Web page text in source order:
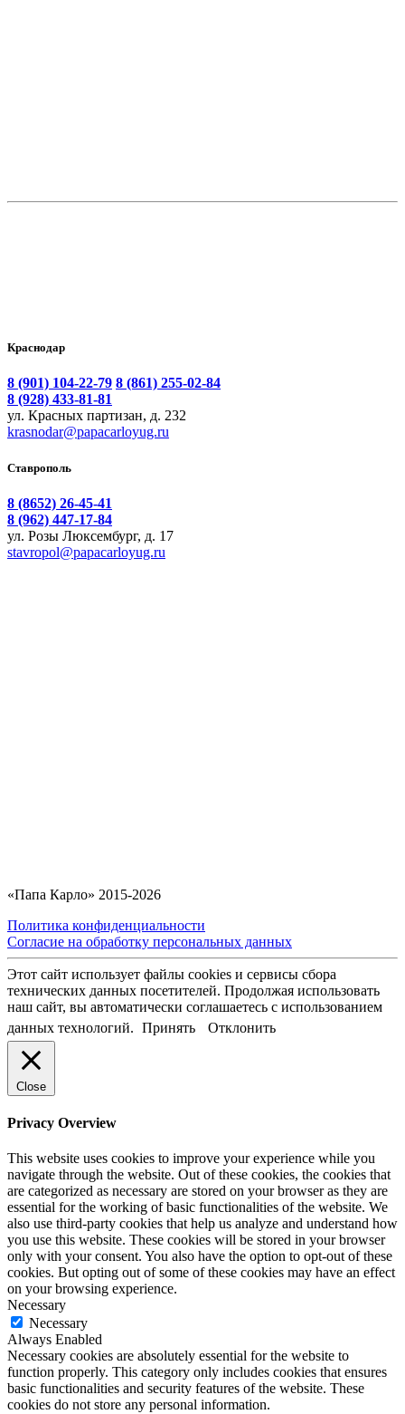
Краснодар
8 (901) 104-22-79 8 (861) 255-02-84
8 (928) 433-81-81
ул. Красных партизан, д. 232
krasnodar@papacarloyug.ru
Ставрополь
8 (8652) 26-45-41
8 (962) 447-17-84
ул. Розы Люксембург, д. 17
stavropol@papacarloyug.ru
«Папа Карло» 2015-2026
Политика конфиденциальности
Согласие на обработку персональных данных
Этот сайт использует файлы cookies и сервисы сбора
технических данных посетителей. Продолжая использовать
наш сайт, вы автоматически соглашаетесь с использованием
данных технологий. Принять Отклонить
Close
Privacy Overview
This website uses cookies to improve your experience while you
navigate through the website. Out of these cookies, the cookies that
are categorized as necessary are stored on your browser as they are
essential for the working of basic functionalities of the website. We
also use third-party cookies that help us analyze and understand how
you use this website. These cookies will be stored in your browser
only with your consent. You also have the option to opt-out of these
cookies. But opting out of some of these cookies may have an effect
on your browsing experience.
Necessary
Necessary
Always Enabled
Necessary cookies are absolutely essential for the website to
function properly. This category only includes cookies that ensures
basic functionalities and security features of the website. These
cookies do not store any personal information.